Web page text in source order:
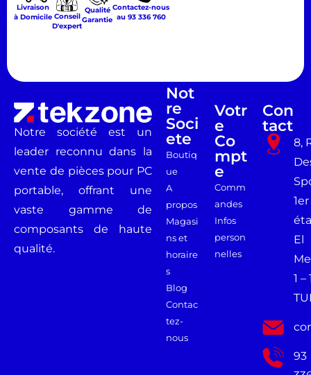
Livraison
à Domicile Conseil
D'expert
Qualité
Garantie
Contactez-nous
au 93 336 760
Notre société est un
leader reconnu dans la
vente de pièces pour PC
portable, offrant une
vaste gamme de
composants de haute
qualité.
Not
Re
Soci
Ete
Boutiq
ue
A
propos
Magasi
ns et
horaire
s
Blog
Contac
tez-
nous
Votr
E
Co
Mpt
E
Comm
andes
Infos
person
nelles
Con
Tact
8,
1er
El
1 –
93